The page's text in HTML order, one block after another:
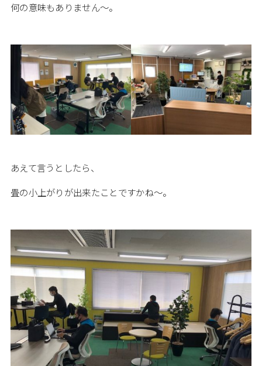
何の意味もありません～。
あえて言うとしたら、
畳の小上がりが出来たことですかね～。